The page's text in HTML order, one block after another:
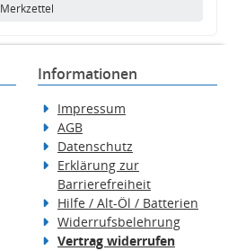
Merkzettel
Informationen
Impressum
AGB
Datenschutz
Erklärung zur
Barrierefreiheit
Hilfe / Alt-Öl / Batterien
Widerrufsbelehrung
Vertrag widerrufen